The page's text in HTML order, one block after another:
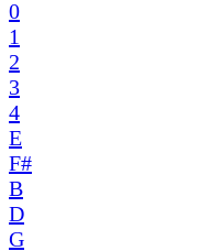
0
1
2
3
4
E
F#
B
D
G